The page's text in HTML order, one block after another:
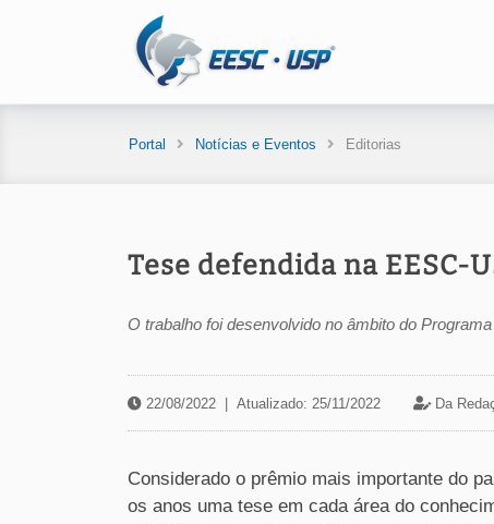
Portal Notícias e Eventos Editorias
Tese defendida na EESC-
O trabalho foi desenvolvido no âmbito do
22/08/2022 Atualizado: 25/11/2022 Da
Considerado o prêmio mais importante do
os anos uma tese em cada área do